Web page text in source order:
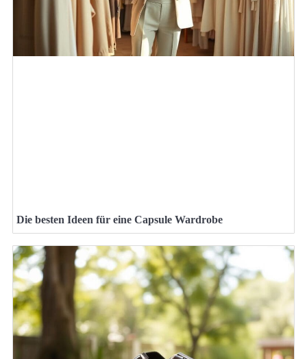
Die besten Ideen für eine Capsule Wardrobe